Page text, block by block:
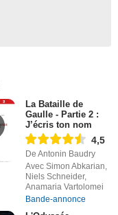
La Bataille de
Gaulle - Partie 2 :
J’écris ton nom
4,5
De Antonin Baudry
Avec Simon Abkarian,
Niels Schneider,
Anamaria Vartolomei
Bande-annonce